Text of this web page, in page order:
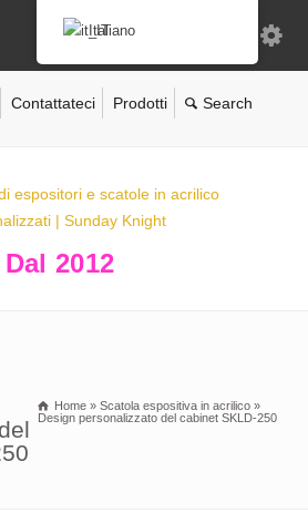
Contattateci Prodotti
Dal 2012
Home » Scatola espositiva in acrilico »
Design personalizzato del cabinet SKLD-250
Italiano